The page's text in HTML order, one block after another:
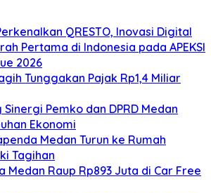
QRESTO, Inovasi Digital
Pertama di Indonesia pada APEKSI
2026
Tunggakan Pajak Rp1,4 Miliar
Pemko dan DPRD Medan
Ekonomi
Medan Turun ke Rumah
Tagihan
Medan Raup Rp893 Juta di Car Free